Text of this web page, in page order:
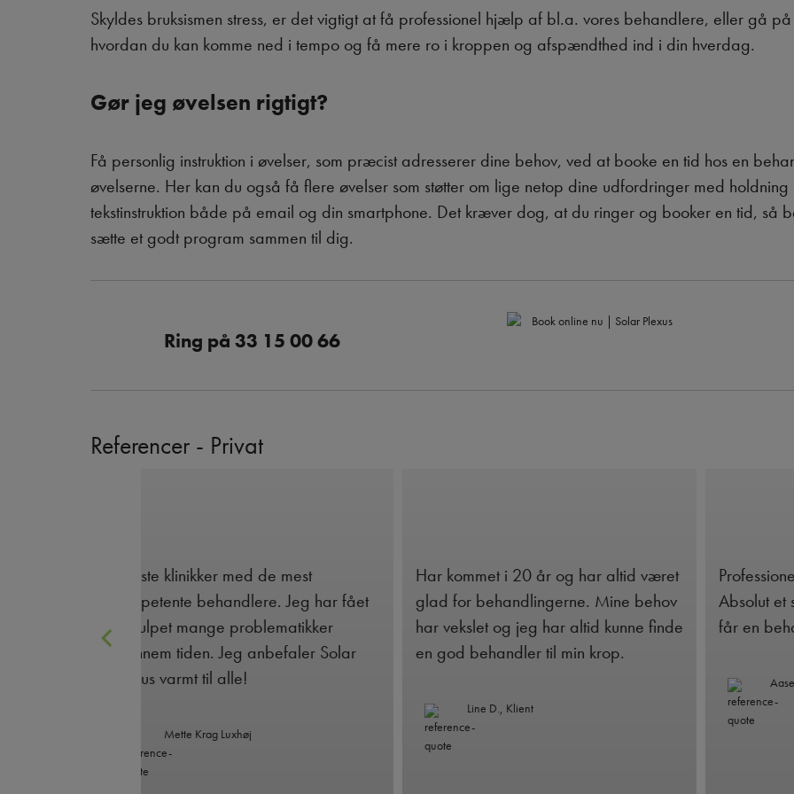
Skyldes bruksismen stress, er det vigtigt at få professionel hjælp af bl.a. vores behandlere, eller gå
hvordan du kan komme ned i tempo og få mere ro i kroppen og afspændthed ind i din hverdag.
Gør jeg øvelsen rigtigt?
Få personlig instruktion i øvelser, som præcist adresserer dine behov, ved at booke en tid hos en
øvelserne. Her kan du også få flere øvelser som støtter om lige netop dine udfordringer med
tekstinstruktion både på email og din smartphone. Det kræver dog, at du ringer og booker en tid, så
sætte et godt program sammen til dig.
Ring på 33 15 00 66
Referencer - Privat
Har kommet i 20 år og har altid været
glad for behandlingerne. Mine behov
har vekslet og jeg har altid kunne finde
en god behandler til min krop.
Professionelle og dygtige behandlere.
Absolut et sted jeg gerne kommer og
får en behandling igen.